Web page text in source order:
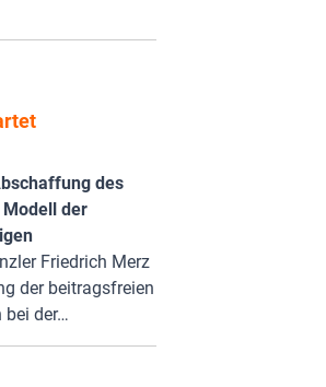
des
der
Friedrich Merz
der beitragsfreien
bei der…